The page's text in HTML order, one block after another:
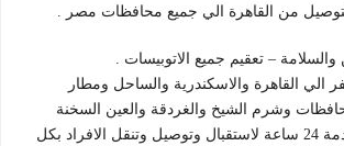
من القاهرة الي جميع محافظات مصر .
والسلامة – تعقيم جميع الاتوبيسات .
الي القاهرة والاسكندرية والساحل ومطار
وشرم الشيخ والغردقة والعين السخنة
بأرخص الاسعار خدمة 24 ساعة لاستقبال وتوصيل وتنقل الافراد بكل